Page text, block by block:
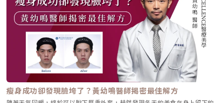
的淡疤方法，各有適用對象與效果。 果酸與水楊酸煥膚：代謝角質、提亮
膚色針對輕度的色素型痘疤，果酸（AHA）與水楊酸（BHA）煥膚療程能有
效促進角質代謝，加速老廢細胞脫落，同時幫助黑色素排出，讓肌膚更明亮
均勻。果酸主要作用在表皮層，有助改善暗沉與膚色不均；水楊酸則可深入
毛孔，減少粉刺與發炎機率。這類療程刺激性較低，恢復期短，適合初期淡
疤保養。療程間隔通常為2～4週，應由專業人員操作，並搭配防曬與保濕保
養，避免反黑。 A酸與美白成分外用產品：居家淡疤基本功居家淡疤保養首
選就是外用A酸與具美白作用的成分。A酸可促進細胞更新、抑制黑色素生
成，對於色素型痘疤與膚色暗沉特別有幫助。而像是左旋C、傳明酸、鞣花
酸、熊果素等美白成分，則能在不刺激肌膚的情況下漸進式淡化色斑與痘
疤。這類產品可作為日常保養使用，建議夜間塗抹、搭配日間高效防曬，效
果更穩定。對於不想一開始就嘗試醫療療程的人來說，是溫和入門的好選
擇。 皮秒雷射與脈衝光：色素型痘疤首選針對因痘痘發炎後留下的色素沉
澱（PIH），皮秒雷射與脈衝光是目前常見的非侵入式療法。皮秒雷射透過
極短脈衝時間打碎黑色素顆粒，同時刺激膠原蛋白生成，有助於淡化暗沉與
瘦身成功卻發現臉垮了？黃幼鳴醫師揭密最佳解方